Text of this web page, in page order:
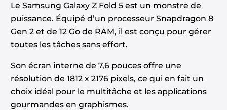
Le Samsung Galaxy Z Fold 5 est un monstre de
puissance. Équipé d’un processeur Snapdragon 8
Gen 2 et de 12 Go de RAM, il est conçu pour gérer
toutes les tâches sans effort.
Son écran interne de 7,6 pouces offre une
résolution de 1812 x 2176 pixels, ce qui en fait un
choix idéal pour le multitâche et les applications
gourmandes en graphismes.